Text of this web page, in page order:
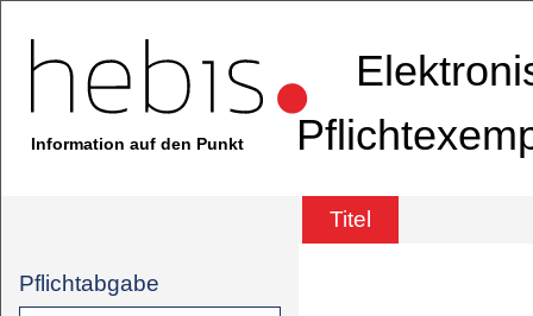
Information auf den Punkt
Titel
Pflichtabgabe